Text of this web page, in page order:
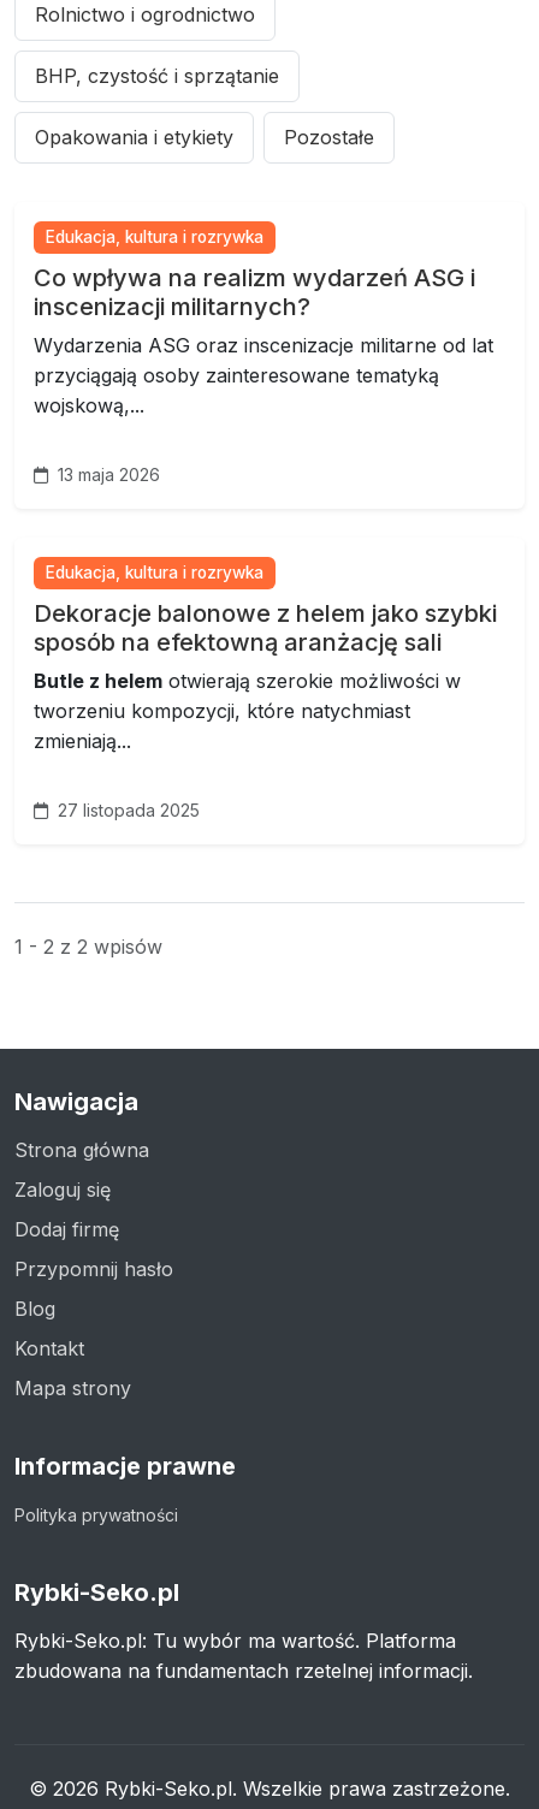
Rolnictwo i ogrodnictwo
BHP, czystość i sprzątanie
Opakowania i etykiety Pozostałe
Edukacja, kultura i rozrywka
Co wpływa na realizm wydarzeń ASG i
inscenizacji militarnych?
Wydarzenia ASG oraz inscenizacje militarne od lat
przyciągają osoby zainteresowane tematyką
wojskową,...
13 maja 2026
Edukacja, kultura i rozrywka
Dekoracje balonowe z helem jako szybki
sposób na efektowną aranżację sali
Butle z helem otwierają szerokie możliwości w
tworzeniu kompozycji, które natychmiast
zmieniają...
27 listopada 2025
1 - 2 z 2 wpisów
Nawigacja
Strona główna
Zaloguj się
Dodaj firmę
Przypomnij hasło
Blog
Kontakt
Mapa strony
Informacje prawne
Polityka prywatności
Rybki-Seko.pl
Rybki-Seko.pl: Tu wybór ma wartość. Platforma
zbudowana na fundamentach rzetelnej informacji.
© 2026 Rybki-Seko.pl. Wszelkie prawa zastrzeżone.